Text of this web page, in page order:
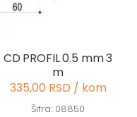
CD PROFIL 0.5 mm 3
m
335,00 RSD / kom
Šifra: 08850